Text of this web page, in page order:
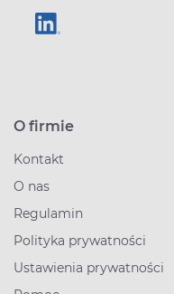
O firmie
Kontakt
O nas
Regulamin
Polityka prywatności
Ustawienia prywatności